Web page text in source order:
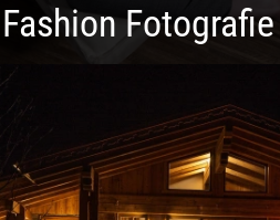
Fashion Fotografie